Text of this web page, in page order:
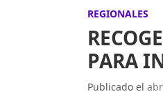
REGIONALES
PARA
Publicado el